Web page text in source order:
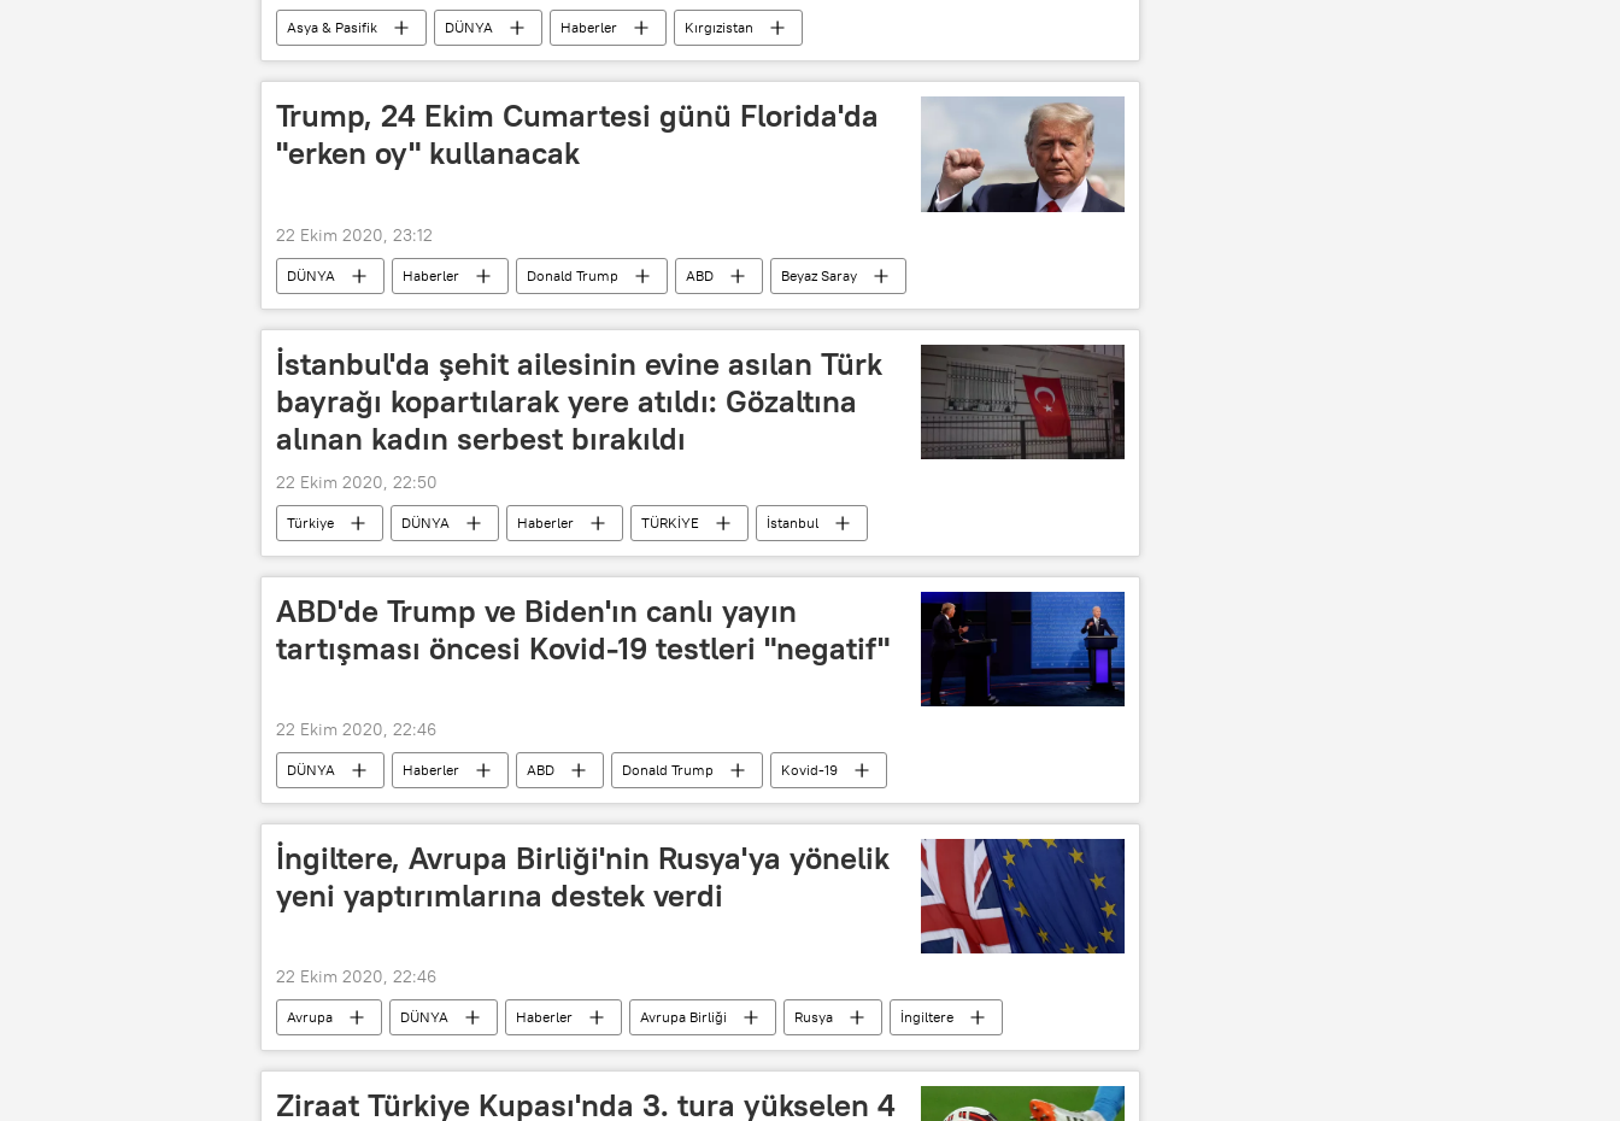
Asya & Pasifik DÜNYA Haberler
Kırgızistan
cumhurbaşkanlığı seçimleri
parlamento seçimleri Sadır Caparov
Reform
Trump, 24 Ekim Cumartesi günü Florida'da
"erken oy" kullanacak
22 Ekim 2020, 23:12
DÜNYA Haberler Donald Trump ABD
Beyaz Saray
ABD seçimleri
Florida
İstanbul'da şehit ailesinin evine asılan Türk
bayrağı kopartılarak yere atıldı: Gözaltına
alınan kadın serbest bırakıldı
22 Ekim 2020, 22:50
Türkiye DÜNYA Haberler TÜRKİYE
İstanbul
şehit aileleri
Türk bayrağı
ABD'de Trump ve Biden'ın canlı yayın
tartışması öncesi Kovid-19 testleri "negatif"
22 Ekim 2020, 22:46
DÜNYA Haberler ABD Donald Trump
Kovid-19
Joe Biden
Koronavirüs testi
2020 ABD seçimleri haberleri
İngiltere, Avrupa Birliği'nin Rusya'ya yönelik
yeni yaptırımlarına destek verdi
22 Ekim 2020, 22:46
Avrupa DÜNYA Haberler Avrupa Birliği Rusya
İngiltere
Siber saldırı
GRU Yaptırım Dominic Raab Hacker
Ziraat Türkiye Kupası'nda 3. tura yükselen 4